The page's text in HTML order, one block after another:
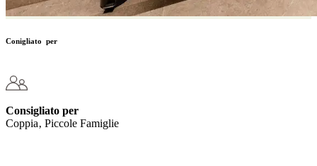
Conigliato per
Consigliato per
Coppia‚ Piccole Famiglie